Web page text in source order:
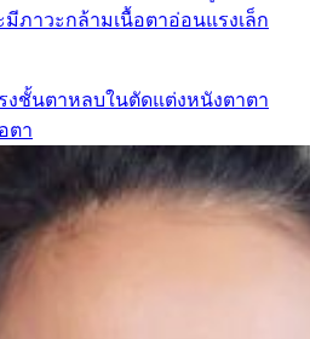
ภาวะกล้ามเนื้อตาอ่อนแรงเล็ก
งชั้นตาหลบในตัดแต่งหนังตาตา
ตา